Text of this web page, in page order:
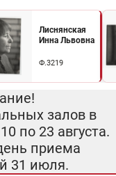
Лиснянская
Инна Львовна
Ф.3219
залов в
по 23 августа.
приема
31 июля.